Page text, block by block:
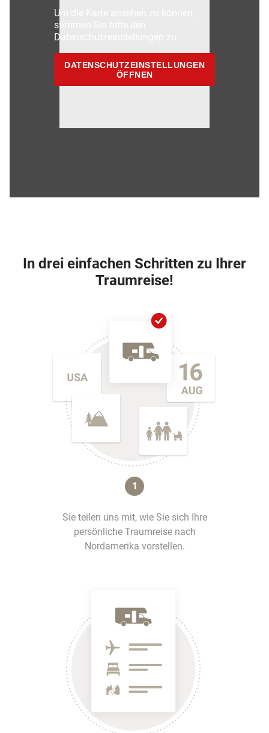
Um die Karte ansehen zu können,
stimmen Sie bitte den
Datenschutzeinstellungen zu.
DATENSCHUTZEINSTELLUNGEN
ÖFFNEN
In drei einfachen Schritten zu Ihrer
Traumreise!
1
Sie teilen uns mit, wie Sie sich Ihre
persönliche Traumreise nach
Nordamerika vorstellen.